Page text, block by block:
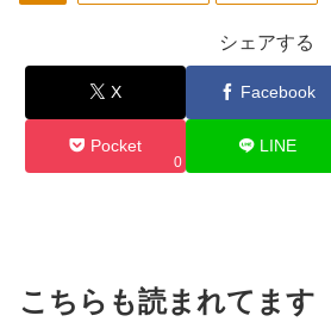
シェアする
X Facebook
Pocket
0
LINE
こちらも読まれてます